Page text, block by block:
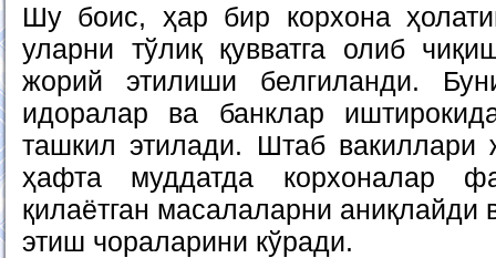
Шу боис, ҳар бир корхона
уларни тўлиқ қувватга олиб
жорий этилиши белгиланди.
идоралар ва банклар
ташкил этилади. Штаб вакиллари
ҳафта муддатда корхоналар
қилаётган масалаларни аниқлайди
этиш чораларини кўради.